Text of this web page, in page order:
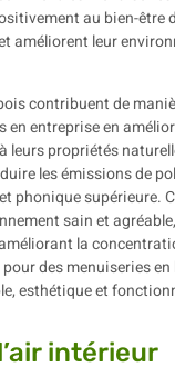
contribuent de
en entreprise en
leurs propriétés
les émissions de
phonique supérieure.
sain et
la
des menuiseries
esthétique et
intérieur